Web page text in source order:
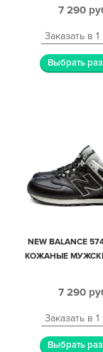
7 290
Заказать в 1
Выбрать
NEW BALANCE
КОЖАНЫЕ
7 290
Заказать в 1
Выбрать